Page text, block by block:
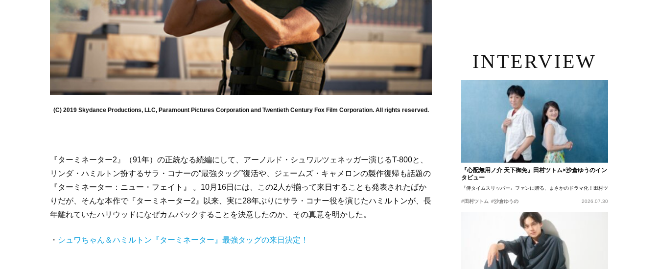
(C) 2019 Skydance Productions, LLC, Paramount Pictures Corporation and Twentieth Century Fox Film Corporation. All rights reserved.
『ターミネーター2』（91年）の正統なる続編にして、アーノルド・シュワルツェネッガー演じるT-800と、
リンダ・ハミルトン扮するサラ・コナーの“最強タッグ”復活や、ジェームズ・キャメロンの製作復帰も話題の
『ターミネーター：ニュー・フェイト』 。10月16日には、この2人が揃って来日することも発表されたばか
りだが、そんな本作で『ターミネーター2』以来、実に28年ぶりにサラ・コナー役を演じたハミルトンが、長
年離れていたハリウッドになぜカムバックすることを決意したのか、その真意を明かした。
・ シュワちゃん＆ハミルトン『ターミネーター』最強タッグの来日決定！
INTERVIEW
『心配無用ノ介 天下御免』田村ツトム×沙倉ゆうのイン
タビュー
『侍タイムスリッパー』ファンに贈る、まさかのドラマ化！田村ツトム×沙倉ゆうのが語
#田村ツトム #沙倉ゆうの 2026.07.30